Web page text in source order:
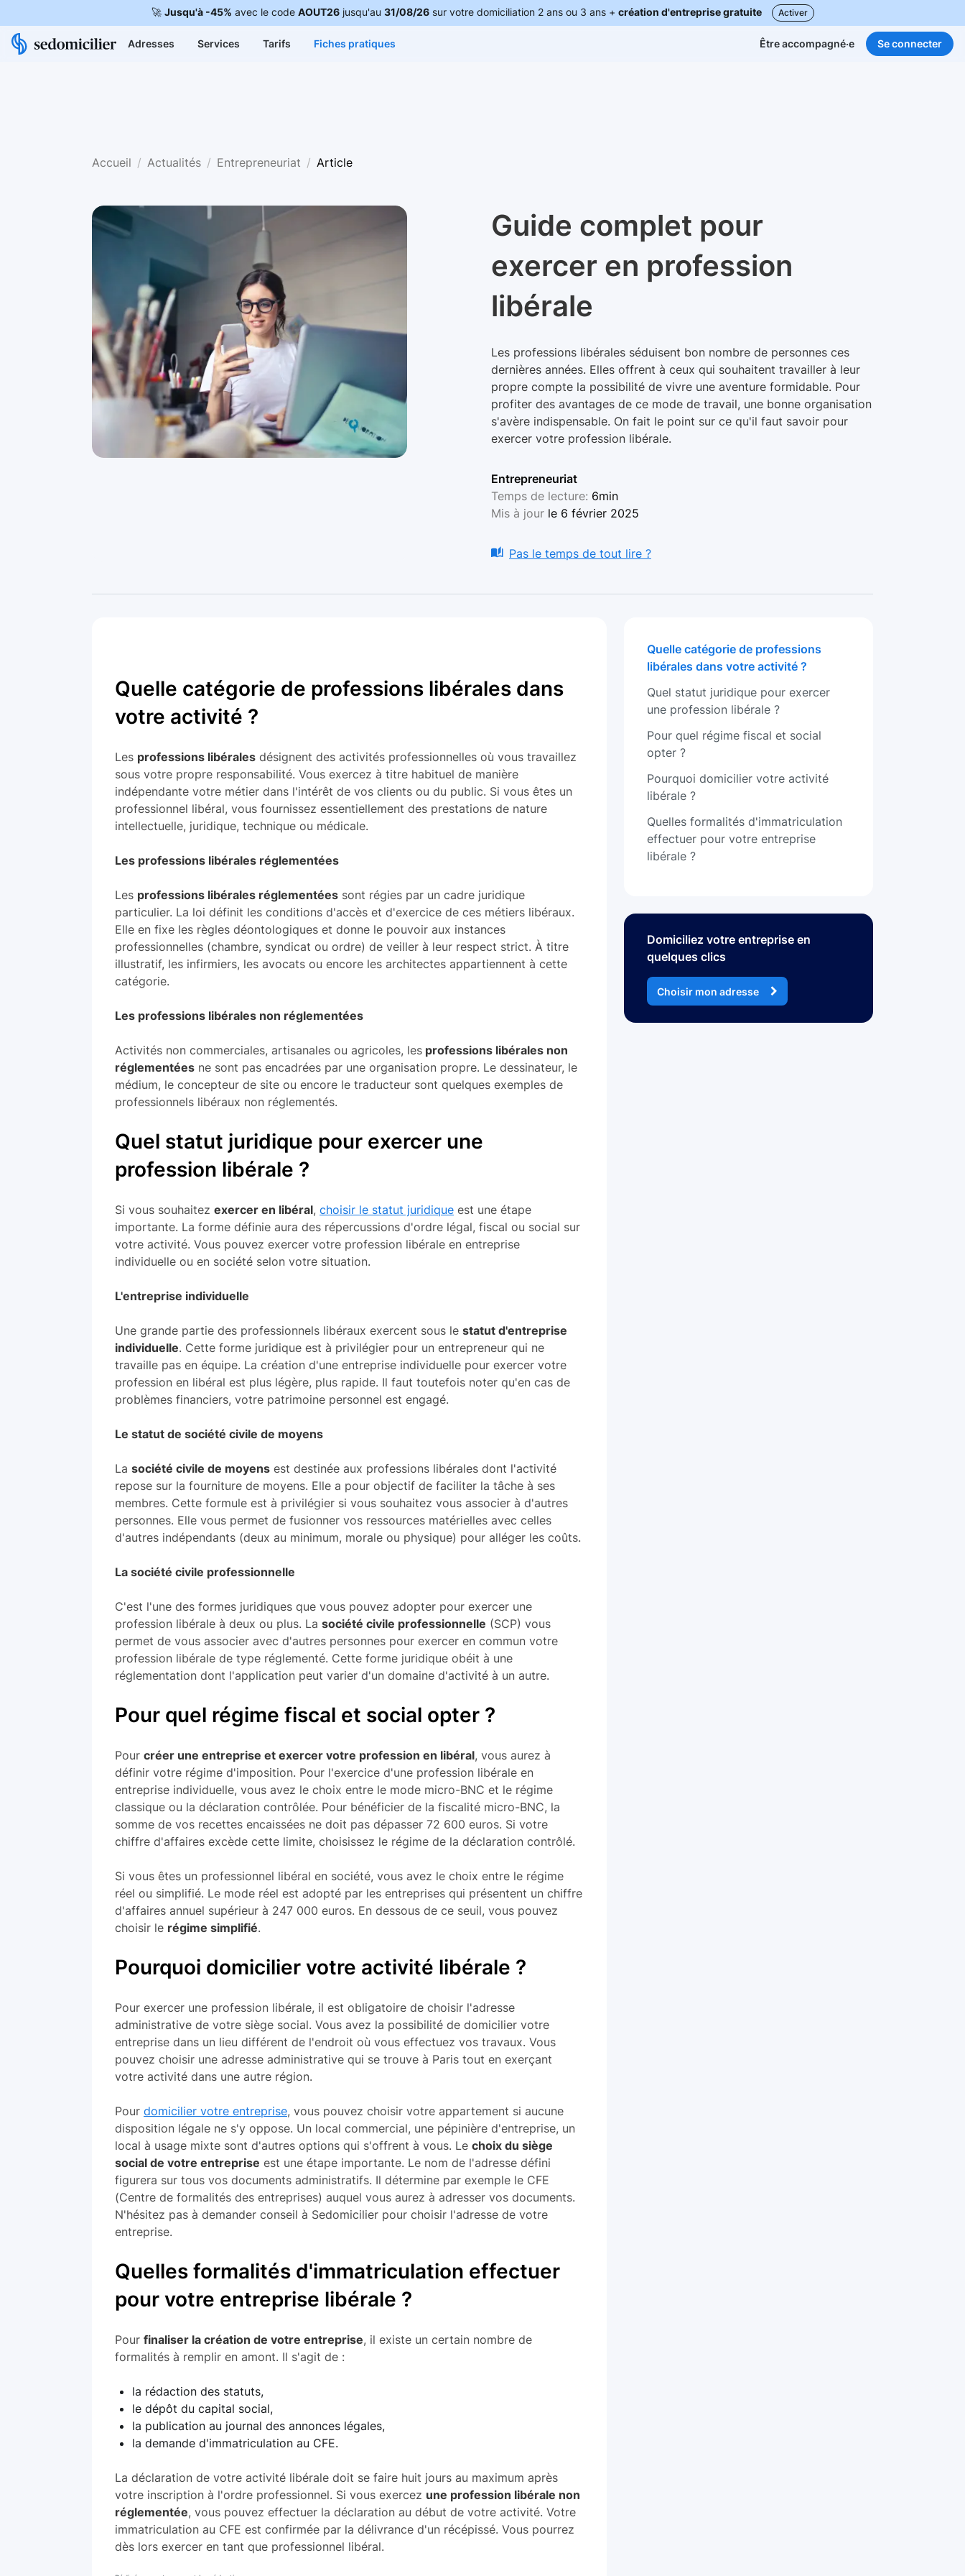
🚀 Jusqu'à -45% avec le code AOUT26jusqu'au 31/08/26sur votre domiciliation 2 ans ou 3 ans + création d'entreprise gratuite Activer
Adresses Services Tarifs Fiches pratiques Être accompagné·e Se connecter
Accueil Actualités Entrepreneuriat Article
Guide complet pour
exercer en profession
libérale
Les professions libérales séduisent bon nombre de personnes ces
dernières années. Elles offrent à ceux qui souhaitent travailler à leur
propre compte la possibilité de vivre une aventure formidable. Pour
profiter des avantages de ce mode de travail, une bonne organisation
s'avère indispensable. On fait le point sur ce qu'il faut savoir pour
exercer votre profession libérale.
Entrepreneuriat
Temps de lecture: 6min
Mis à jour le 6 février 2025
Pas le temps de tout lire ?
Quelle catégorie de professions libérales dans
votre activité ?
Les professions libérales désignent des activités professionnelles où vous travaillez
sous votre propre responsabilité. Vous exercez à titre habituel de manière
indépendante votre métier dans l'intérêt de vos clients ou du public. Si vous êtes un
professionnel libéral, vous fournissez essentiellement des prestations de nature
intellectuelle, juridique, technique ou médicale.
Les professions libérales réglementées
Les professions libérales réglementées sont régies par un cadre juridique
particulier. La loi définit les conditions d'accès et d'exercice de ces métiers libéraux.
Elle en fixe les règles déontologiques et donne le pouvoir aux instances
professionnelles (chambre, syndicat ou ordre) de veiller à leur respect strict. À titre
illustratif, les infirmiers, les avocats ou encore les architectes appartiennent à cette
catégorie.
Les professions libérales non réglementées
Activités non commerciales, artisanales ou agricoles, les professions libérales non
réglementées ne sont pas encadrées par une organisation propre. Le dessinateur, le
médium, le concepteur de site ou encore le traducteur sont quelques exemples de
professionnels libéraux non réglementés.
Quel statut juridique pour exercer une
profession libérale ?
Si vous souhaitez exercer en libéral, choisir le statut juridique est une étape
importante. La forme définie aura des répercussions d'ordre légal, fiscal ou social sur
votre activité. Vous pouvez exercer votre profession libérale en entreprise
individuelle ou en société selon votre situation.
L'entreprise individuelle
Une grande partie des professionnels libéraux exercent sous le statut d'entreprise
individuelle. Cette forme juridique est à privilégier pour un entrepreneur qui ne
travaille pas en équipe. La création d'une entreprise individuelle pour exercer votre
profession en libéral est plus légère, plus rapide. Il faut toutefois noter qu'en cas de
problèmes financiers, votre patrimoine personnel est engagé.
Le statut de société civile de moyens
La société civile de moyens est destinée aux professions libérales dont l'activité
repose sur la fourniture de moyens. Elle a pour objectif de faciliter la tâche à ses
membres. Cette formule est à privilégier si vous souhaitez vous associer à d'autres
personnes. Elle vous permet de fusionner vos ressources matérielles avec celles
d'autres indépendants (deux au minimum, morale ou physique) pour alléger les coûts.
La société civile professionnelle
C'est l'une des formes juridiques que vous pouvez adopter pour exercer une
profession libérale à deux ou plus. La société civile professionnelle (SCP) vous
permet de vous associer avec d'autres personnes pour exercer en commun votre
profession libérale de type réglementé. Cette forme juridique obéit à une
réglementation dont l'application peut varier d'un domaine d'activité à un autre.
Pour quel régime fiscal et social opter ?
Pour créer une entreprise et exercer votre profession en libéral, vous aurez à
définir votre régime d'imposition. Pour l'exercice d'une profession libérale en
entreprise individuelle, vous avez le choix entre le mode micro-BNC et le régime
classique ou la déclaration contrôlée. Pour bénéficier de la fiscalité micro-BNC, la
somme de vos recettes encaissées ne doit pas dépasser 72 600 euros. Si votre
chiffre d'affaires excède cette limite, choisissez le régime de la déclaration contrôlé.
Si vous êtes un professionnel libéral en société, vous avez le choix entre le régime
réel ou simplifié. Le mode réel est adopté par les entreprises qui présentent un chiffre
d'affaires annuel supérieur à 247 000 euros. En dessous de ce seuil, vous pouvez
choisir le régime simplifié.
Pourquoi domicilier votre activité libérale ?
Pour exercer une profession libérale, il est obligatoire de choisir l'adresse
administrative de votre siège social. Vous avez la possibilité de domicilier votre
entreprise dans un lieu différent de l'endroit où vous effectuez vos travaux. Vous
pouvez choisir une adresse administrative qui se trouve à Paris tout en exerçant
votre activité dans une autre région.
Pour domicilier votre entreprise, vous pouvez choisir votre appartement si aucune
disposition légale ne s'y oppose. Un local commercial, une pépinière d'entreprise, un
local à usage mixte sont d'autres options qui s'offrent à vous. Le choix du siège
social de votre entreprise est une étape importante. Le nom de l'adresse défini
figurera sur tous vos documents administratifs. Il détermine par exemple le CFE
(Centre de formalités des entreprises) auquel vous aurez à adresser vos documents.
N'hésitez pas à demander conseil à Sedomicilier pour choisir l'adresse de votre
entreprise.
Quelles formalités d'immatriculation effectuer
pour votre entreprise libérale ?
Pour finaliser la création de votre entreprise, il existe un certain nombre de
formalités à remplir en amont. Il s'agit de :
la rédaction des statuts,
le dépôt du capital social,
la publication au journal des annonces légales,
la demande d'immatriculation au CFE.
La déclaration de votre activité libérale doit se faire huit jours au maximum après
votre inscription à l'ordre professionnel. Si vous exercez une profession libérale non
réglementée, vous pouvez effectuer la déclaration au début de votre activité. Votre
immatriculation au CFE est confirmée par la délivrance d'un récépissé. Vous pourrez
dès lors exercer en tant que professionnel libéral.
Quelle catégorie de professions
libérales dans votre activité ?
Quel statut juridique pour exercer
une profession libérale ?
Pour quel régime fiscal et social
opter ?
Pourquoi domicilier votre activité
libérale ?
Quelles formalités d'immatriculation
effectuer pour votre entreprise
libérale ?
Domiciliez votre entreprise en
quelques clics
Choisir mon adresse